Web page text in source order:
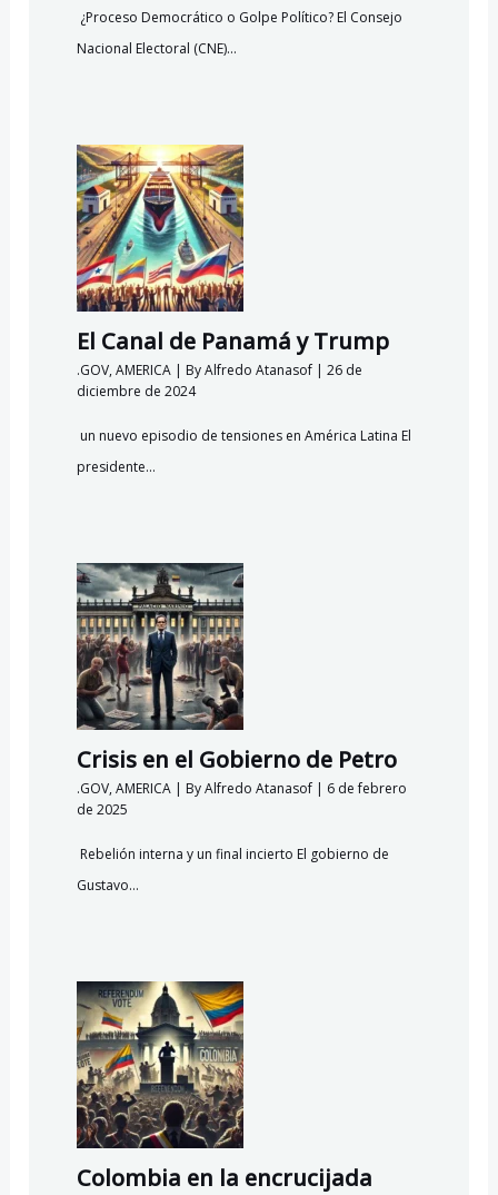
¿Proceso Democrático o Golpe Político? El Consejo
Nacional Electoral (CNE)…
El Canal de Panamá y Trump
.GOV,AMERICA| ByAlfredo Atanasof | 26 de
diciembre de 2024
un nuevo episodio de tensiones en América Latina El
presidente…
Crisis en el Gobierno de Petro
.GOV,AMERICA| ByAlfredo Atanasof | 6 de febrero
de 2025
Rebelión interna y un final incierto El gobierno de
Gustavo…
Colombia en la encrucijada